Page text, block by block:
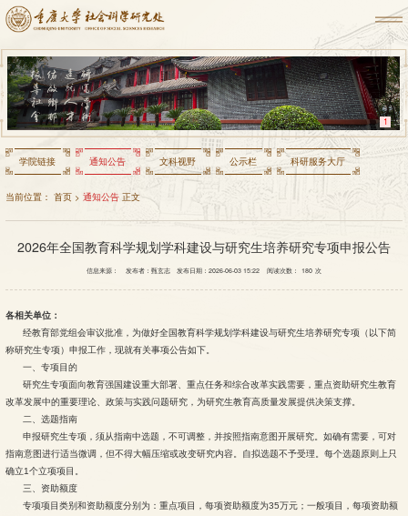
1
学院链接 通知公告 文科视野 公示栏 科研服务大厅
当前位置： 首页> 通知公告正文
2026年全国教育科学规划学科建设与研究生培养研究专项申报公告
信息来源： 发布者：甄玄志 发布日期：2026-06-03 15:22 阅读次数： 180 次
各相关单位：
经教育部党组会审议批准，为做好全国教育科学规划学科建设与研究生培养研究专项（以下简
称研究生专项）申报工作，现就有关事项公告如下。
一、专项目的
研究生专项面向教育强国建设重大部署、重点任务和综合改革实践需要，重点资助研究生教育
改革发展中的重要理论、政策与实践问题研究，为研究生教育高质量发展提供决策支撑。
二、选题指南
申报研究生专项，须从指南中选题，不可调整，并按照指南意图开展研究。如确有需要，可对
指南意图进行适当微调，但不得大幅压缩或改变研究内容。自拟选题不予受理。每个选题原则上只
确立1个立项项目。
三、资助额度
专项项目类别和资助额度分别为：重点项目，每项资助额度为35万元；一般项目，每项资助额